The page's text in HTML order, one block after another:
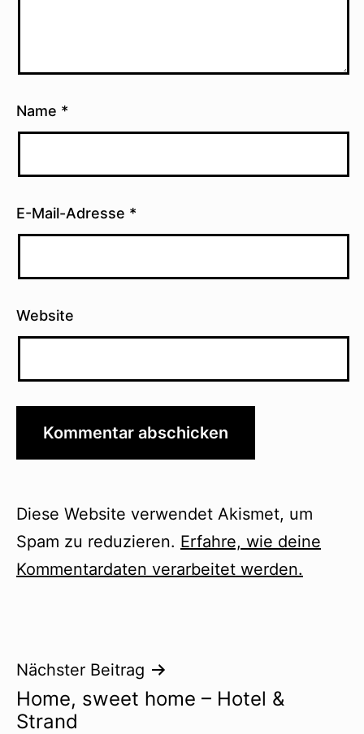
Name *
E-Mail-Adresse *
Website
Diese Website verwendet Akismet, um
Spam zu reduzieren. Erfahre, wie deine
Kommentardaten verarbeitet werden.
Beitragsnavigation
Nächster Beitrag
Home, sweet home – Hotel &
Strand